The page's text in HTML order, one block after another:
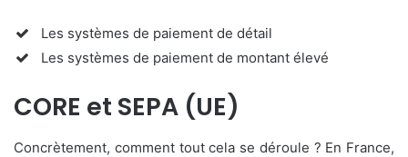
Les systèmes de paiement de détail
Les systèmes de paiement de montant élevé
CORE et SEPA (UE)
Concrètement, comment tout cela se déroule ? En France,